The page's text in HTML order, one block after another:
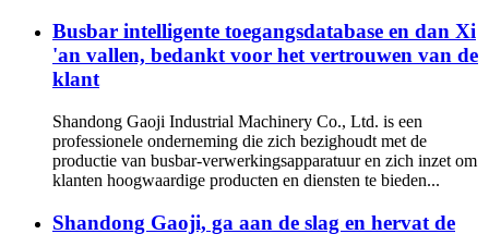
Busbar intelligente toegangsdatabase en dan Xi
'an vallen, bedankt voor het vertrouwen van de
klant
Shandong Gaoji Industrial Machinery Co., Ltd. is een
professionele onderneming die zich bezighoudt met de
productie van busbar-verwerkingsapparatuur en zich inzet om
klanten hoogwaardige producten en diensten te bieden...
Shandong Gaoji, ga aan de slag en hervat de